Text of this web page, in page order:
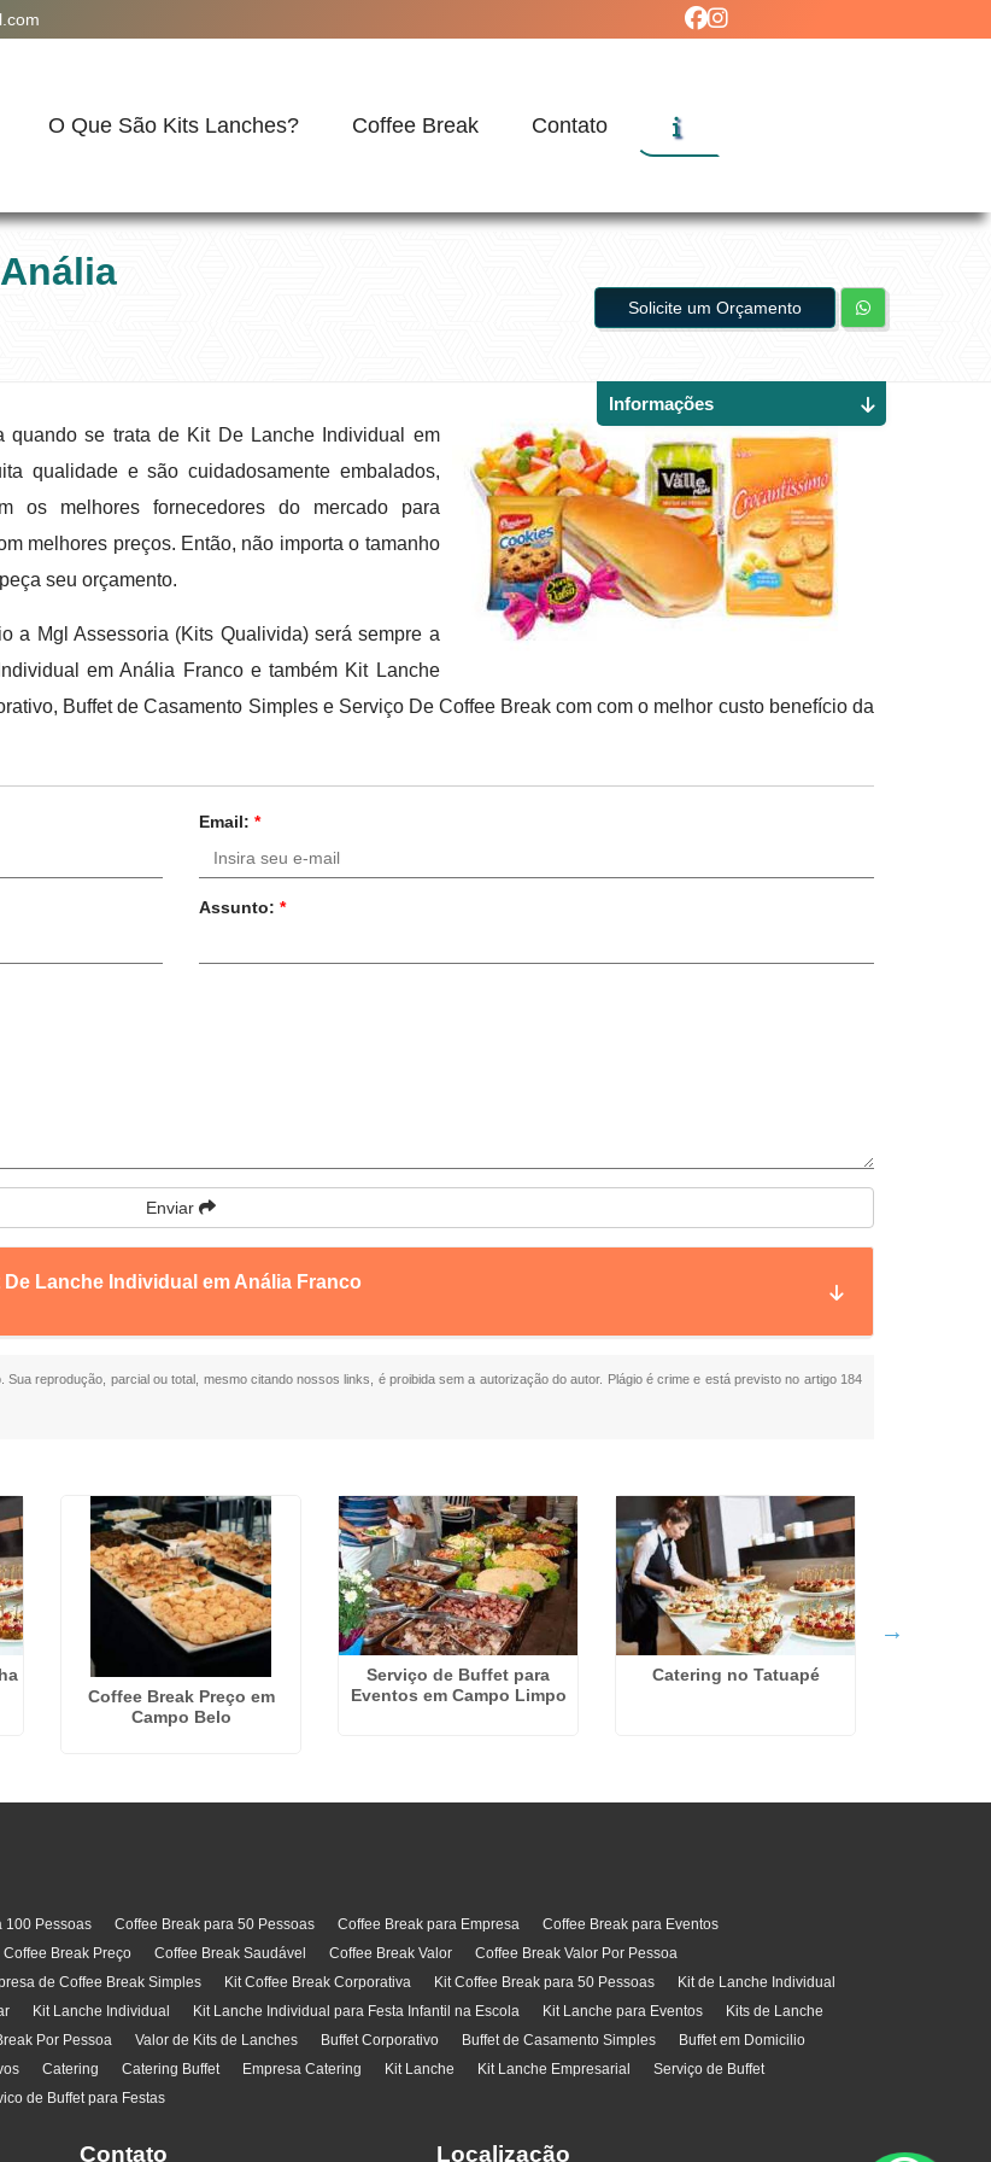
O Que São Kits Lanches? Coffee Break Contato
Solicite um Orçamento
se trata de Kit De Lanche Individual em
qualidade e são cuidadosamente embalados,
os melhores fornecedores do mercado para
melhores preços. Então, não importa o tamanho
seu orçamento.
a Mgl Assessoria (Kits Qualivida) será sempre a
em Anália Franco e também Kit Lanche
Buffet de Casamento Simples e Serviço De Coffee Break com com o melhor custo benefício da
Email: *
Assunto: *
Enviar
Lanche Individual em Anália Franco
Sua reprodução, parcial ou total, mesmo citando nossos links, é proibida sem a autorização do autor. Plágio é crime e está previsto no artigo 184
Informações
Coffee Break Preço em
Campo Belo
Serviço de Buffet para
Eventos em Campo Limpo
Catering no Tatuapé
100 Pessoas Coffee Break para 50 Pessoas Coffee Break para Empresa
Coffee Break para Eventos
Coffee Break Preço Coffee Break Saudável Coffee Break Valor
Coffee Break Valor Por Pessoa
de Coffee Break Simples Kit Coffee Break Corporativa Kit Coffee Break para 50 Pessoas
Kit de Lanche Individual
Kit Lanche Individual Kit Lanche Individual para Festa Infantil na Escola Kit Lanche para Eventos
Kits de Lanche
Por Pessoa Valor de Kits de Lanches Buffet Corporativo Buffet de Casamento Simples
Buffet em Domicilio
Catering Catering Buffet Empresa Catering Kit Lanche Kit Lanche Empresarial
Serviço de Buffet
de Buffet para Festas
Contato Localização